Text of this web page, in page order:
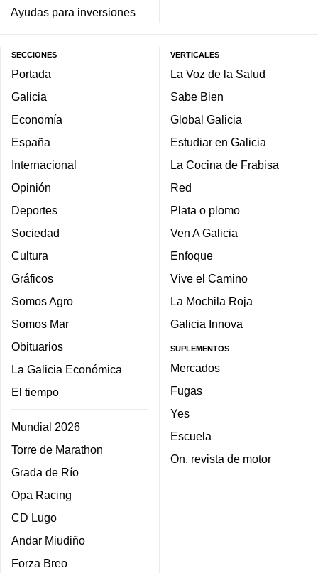
Ayudas para inversiones
SECCIONES
Portada
Galicia
Economía
España
Internacional
Opinión
Deportes
Sociedad
Cultura
Gráficos
Somos Agro
Somos Mar
Obituarios
La Galicia Económica
El tiempo
Mundial 2026
Torre de Marathon
Grada de Río
Opa Racing
CD Lugo
Andar Miudiño
Forza Breo
VERTICALES
La Voz de la Salud
Sabe Bien
Global Galicia
Estudiar en Galicia
La Cocina de Frabisa
Red
Plata o plomo
Ven A Galicia
Enfoque
Vive el Camino
La Mochila Roja
Galicia Innova
SUPLEMENTOS
Mercados
Fugas
Yes
Escuela
On, revista de motor